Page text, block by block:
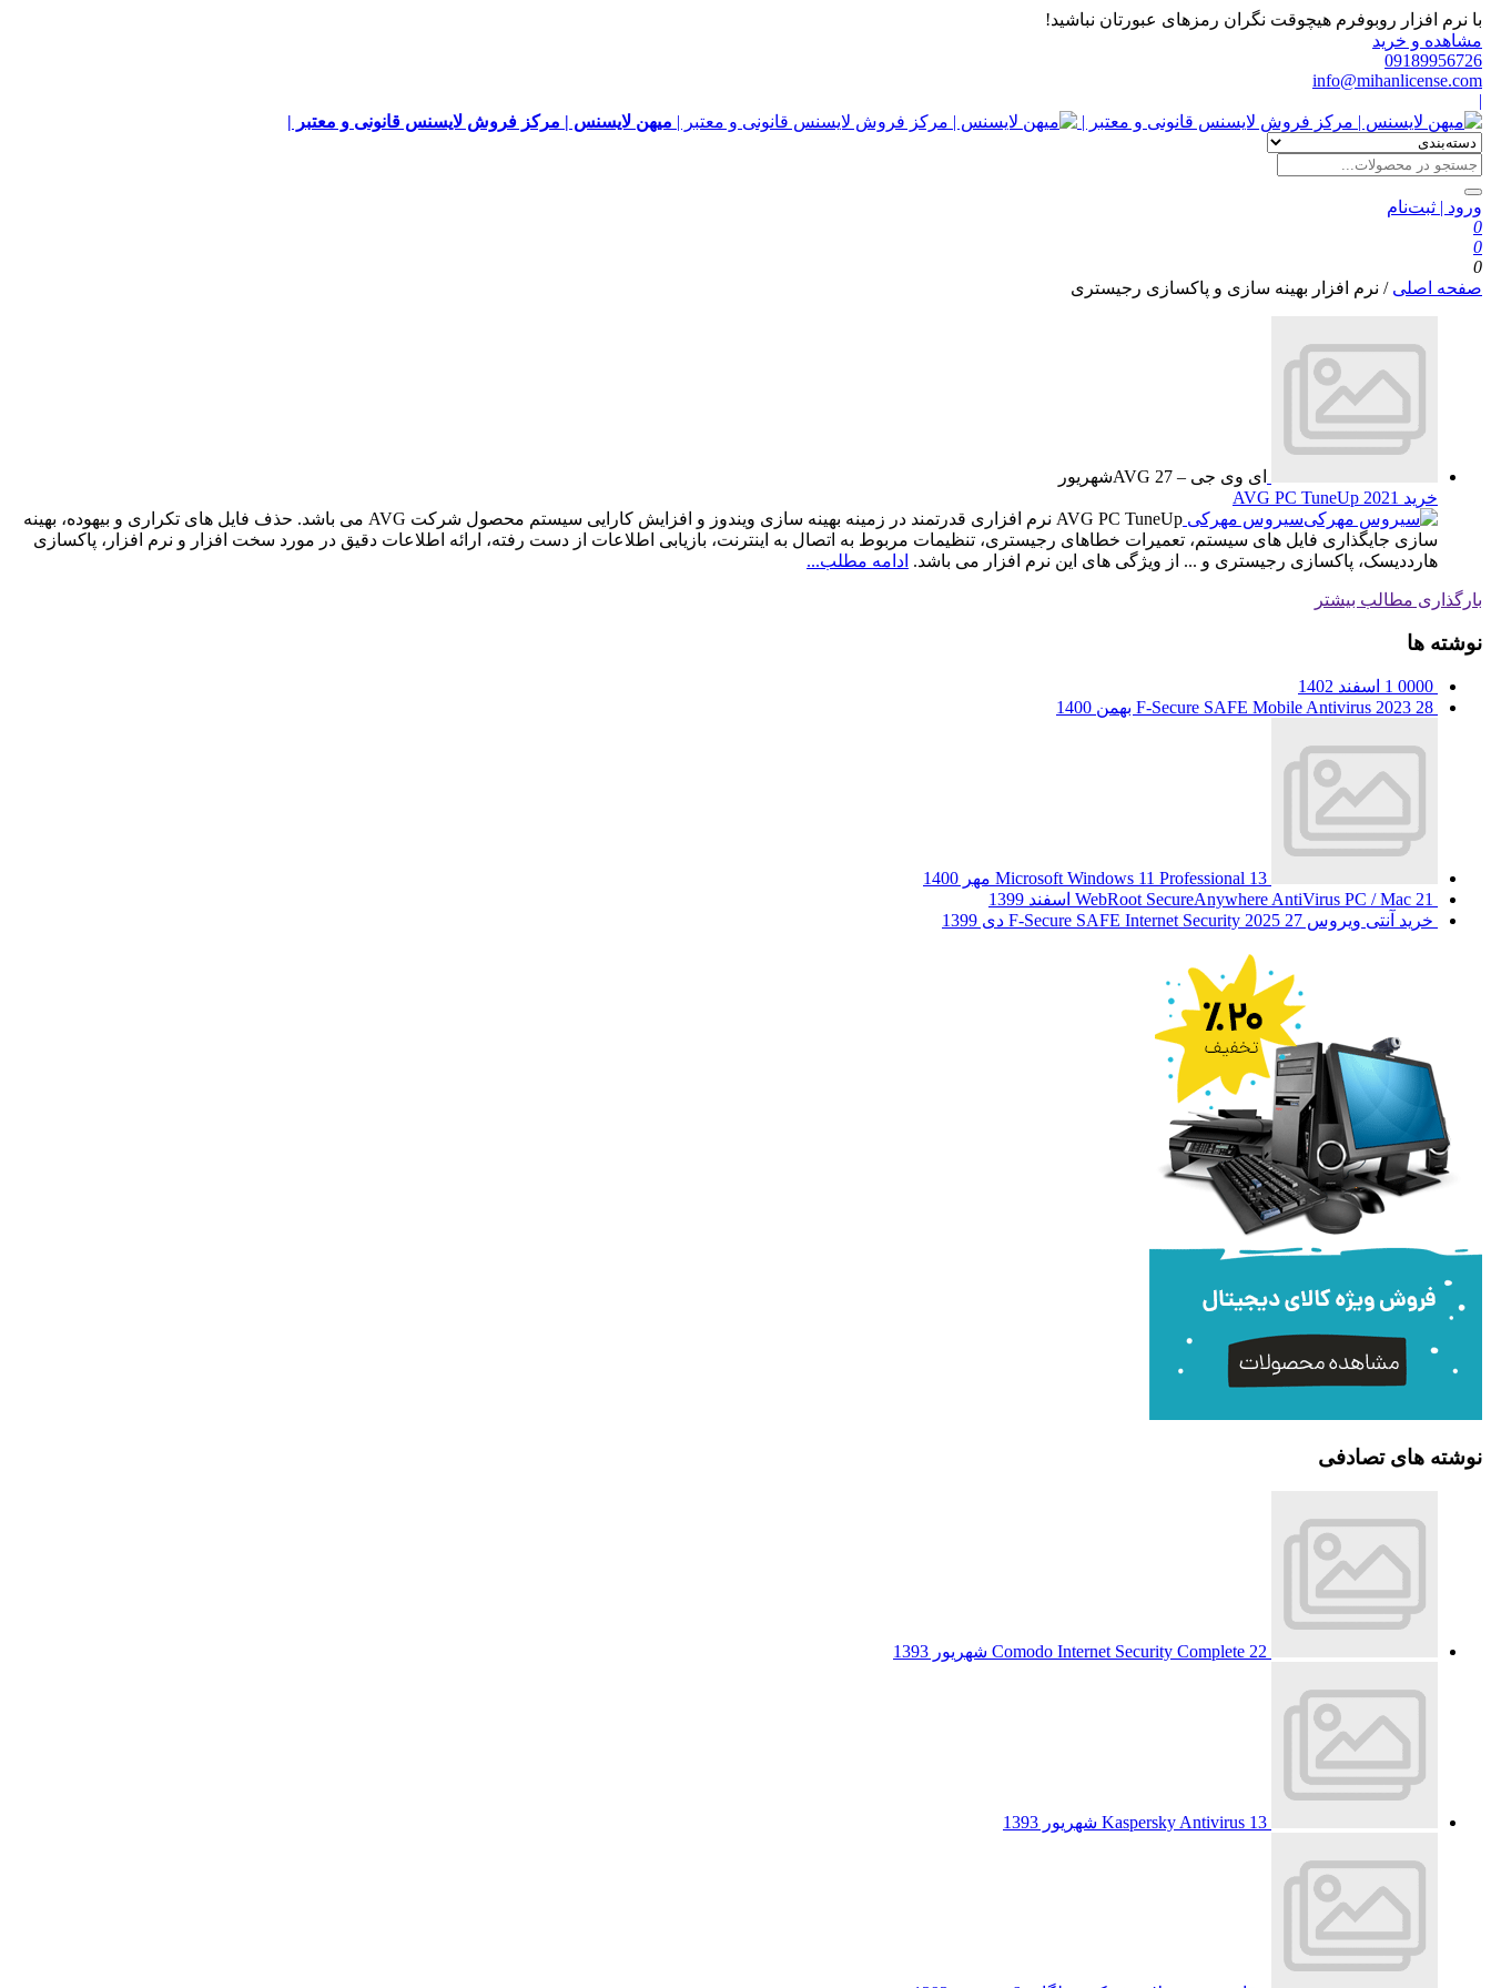
با نرم افزار روبوفرم هیچوقت نگران رمزهای عبورتان نباشید!
مشاهده و خرید
09189956726
info@mihanlicense.com
|
میهن لایسنس | مرکز فروش لایسنس قانونی و معتبر |
ورود | ثبت‌نام
0
0
0
صفحه اصلی / نرم افزار بهینه سازی و پاکسازی رجیستری
ای وی جی – AVG 27
شهریور
خرید AVG PC TuneUp 2021
سیروس مهرکی
AVG PC TuneUp نرم افزاری قدرتمند در زمینه بهینه سازی ویندوز و افزایش کارایی سیستم محصول شرکت AVG می باشد. حذف فایل های تکراری و بیهوده، بهینه
سازی جایگذاری فایل های سیستم، تعمیرات خطاهای رجیستری، تنظیمات مربوط به اتصال به اینترنت، بازیابی اطلاعات از دست رفته، ارائه اطلاعات دقیق در مورد سخت افزار و نرم افزار، پاکسازی
هارددیسک، پاکسازی رجیستری و ... از ویژگی های این نرم افزار می باشد. ادامه مطلب...
بارگذاری مطالب بیشتر
نوشته ها
0000 1 اسفند 1402
F-Secure SAFE Mobile Antivirus 2023 28 بهمن 1400
Microsoft Windows 11 Professional 13 مهر 1400
WebRoot SecureAnywhere AntiVirus PC / Mac 21 اسفند 1399
خرید آنتی ویروس F-Secure SAFE Internet Security 2025 27 دی 1399
نوشته های تصادفی
Comodo Internet Security Complete 22 شهریور 1393
Kaspersky Antivirus 13 شهریور 1393